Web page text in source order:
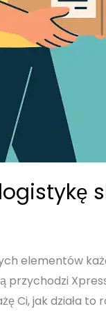
elementów
przychodzi
Ci, jak działa